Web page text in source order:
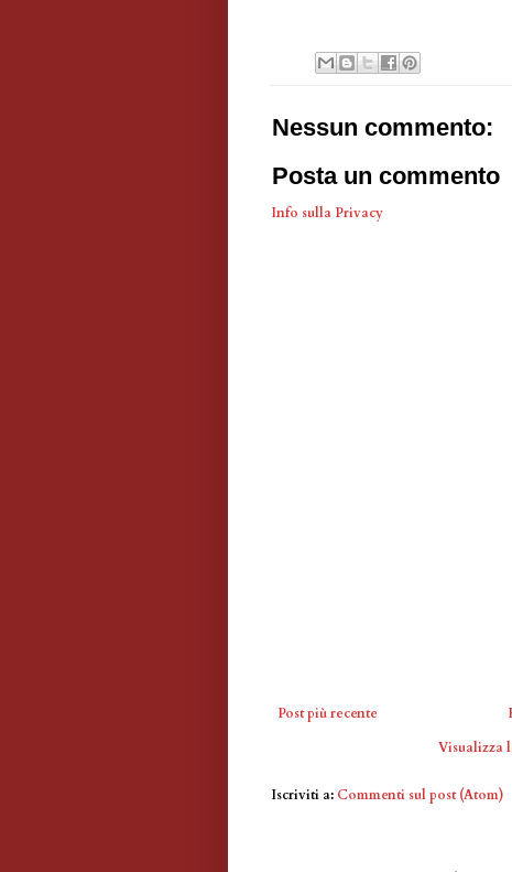
Nessun commento:
Posta un commento
Info sulla Privacy
Post più recente
Visualizza
Iscriviti a: Commenti sul post (Atom)